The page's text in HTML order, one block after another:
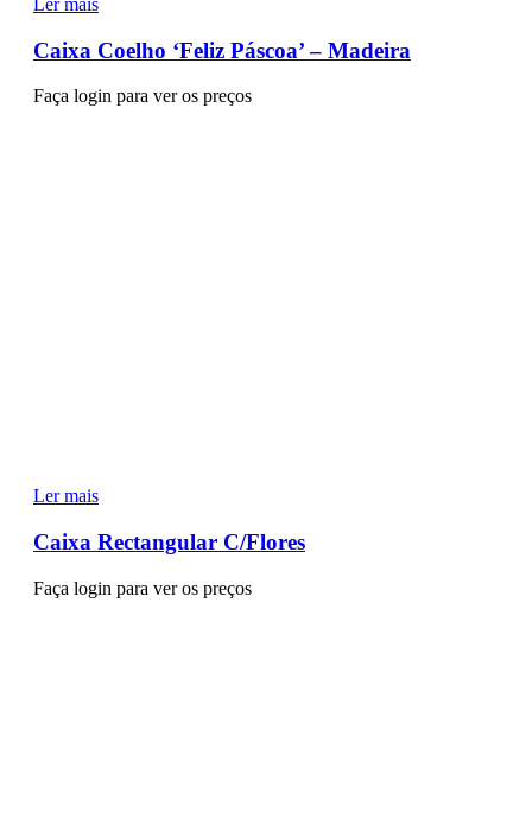
Ler mais
Caixa Coelho ‘Feliz Páscoa’ – Madeira
Faça login para ver os preços
Ler mais
Caixa Rectangular C/Flores
Faça login para ver os preços